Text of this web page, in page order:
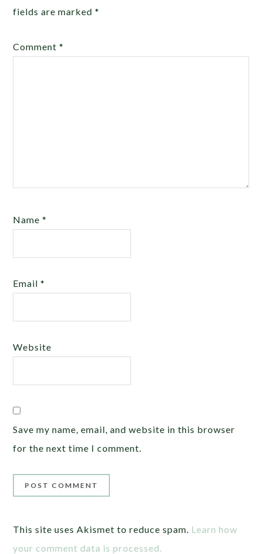
fields are marked*
Comment*
Name*
Email*
Website
Save my name, email, and website in this browser
for the next time I comment.
This site uses Akismet to reduce spam. Learn how
your comment data is processed.